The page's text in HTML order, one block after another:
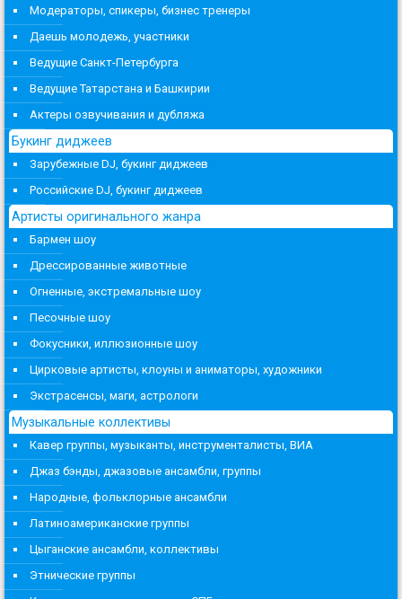
Модераторы, спикеры, бизнес тренеры
Даешь молодежь, участники
Ведущие Санкт-Петербурга
Ведущие Татарстана и Башкирии
Актеры озвучивания и дубляжа
Букинг диджеев
Зарубежные DJ, букинг диджеев
Российские DJ, букинг диджеев
Артисты оригинального жанра
Бармен шоу
Дрессированные животные
Огненные, экстремальные шоу
Песочные шоу
Фокусники, иллюзионные шоу
Цирковые артисты, клоуны и аниматоры, художники
Экстрасенсы, маги, астрологи
Музыкальные коллективы
Кавер группы, музыканты, инструменталисты, ВИА
Джаз бэнды, джазовые ансамбли, группы
Народные, фольклорные ансамбли
Латиноамериканские группы
Цыганские ансамбли, коллективы
Этнические группы